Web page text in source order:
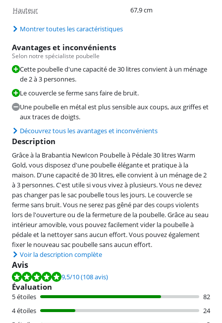
Hauteur 67,9 cm
Montrer toutes les caractéristiques
Avantages et inconvénients
Selon notre spécialiste poubelle
Cette poubelle d'une capacité de 30 litres convient à un ménage
de 2 à 3 personnes.
Le couvercle se ferme sans faire de bruit.
Une poubelle en métal est plus sensible aux coups, aux griffes et
aux traces de doigts.
Découvrez tous les avantages et inconvénients
Description
Grâce à la Brabantia NewIcon Poubelle à Pédale 30 litres Warm
Gold, vous disposez d'une poubelle élégante et pratique à la
maison. D'une capacité de 30 litres, elle convient à un ménage de 2
à 3 personnes. C'est utile si vous vivez à plusieurs. Vous ne devez
pas changer pas le sac poubelle tous les jours. Le couvercle se
ferme sans bruit. Vous ne serez pas gêné par des coups violents
lors de l'ouverture ou de la fermeture de la poubelle. Grâce au seau
intérieur amovible, vous pouvez facilement vider la poubelle à
pédale et la nettoyer sans aucun effort. Vous pouvez également
fixer le nouveau sac poubelle sans aucun effort.
Voir la description complète
Avis
La note est de 9,5 sur 10, basée sur 108 avis.
9,5/10(108 avis)
Évaluation
5 étoiles
82
4 étoiles
24